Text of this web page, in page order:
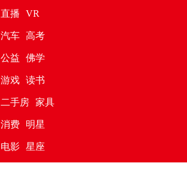
直播 VR
汽车 高考
公益 佛学
游戏 读书
二手房 家具
消费 明星
电影 星座